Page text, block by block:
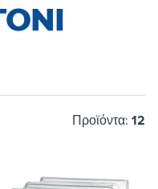
Προϊόντα: 12